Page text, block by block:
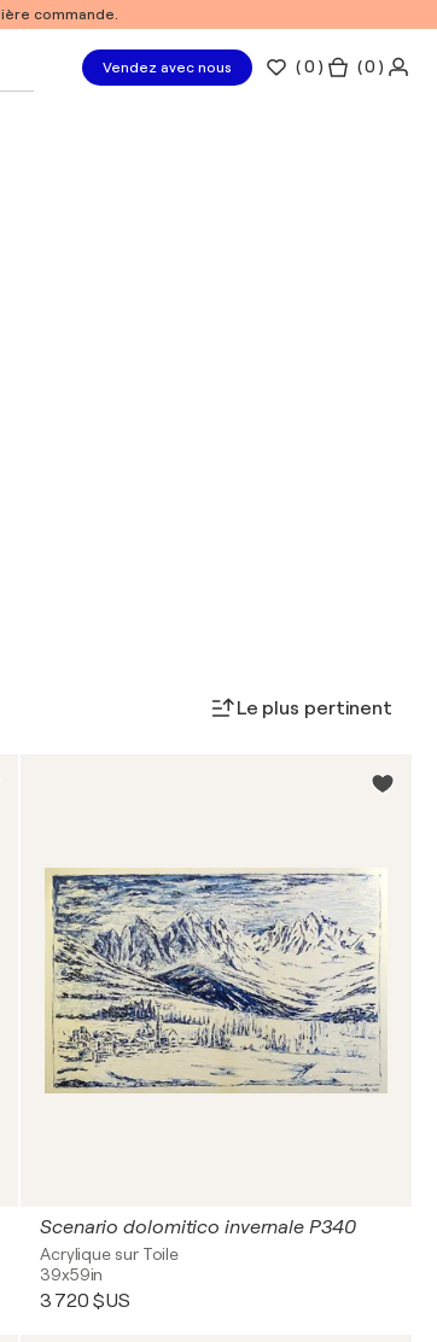
commande.
Vendez avec nous (0 ) ( 0 )
Le plus pertinent
Scenario dolomitico invernale P340
Acrylique sur Toile
39x59in
3 720 $US